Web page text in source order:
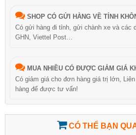
SHOP CÓ GỬI HÀNG VỀ TỈNH
Có gửi hàng đi tỉnh, gửi chành xe và các
GHN, Viettel Post…
MUA NHIỀU CÓ ĐƯỢC GIẢM GIÁ
Có giảm giá cho đơn hàng giá trị lớn,
hàng để được tư vấn!
CÓ THỂ BẠN